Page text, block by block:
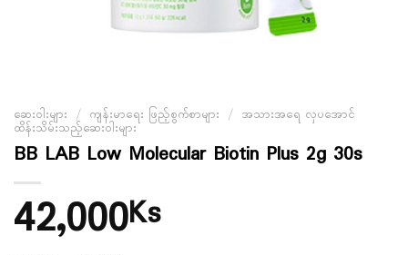
ဆေးဝါးများ / ကျန်းမာရေး ဖြည့်စွက်စာများ / အသားအရေ လှပအောင်
ထိန်းသိမ်းသည့်ဆေးဝါးများ
BB LAB Low Molecular Biotin Plus 2g 30s
42,000Ks